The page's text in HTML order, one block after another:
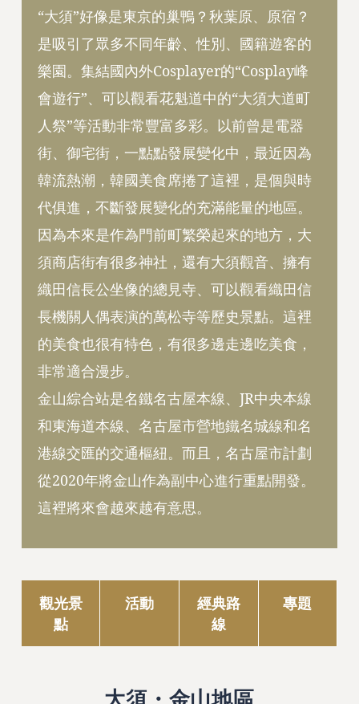
“大須”好像是東京的巢鴨？秋葉原、原宿？
是吸引了眾多不同年齡、性別、國籍遊客的
樂園。集結國內外Cosplayer的“Cosplay峰
會遊行”、可以觀看花魁道中的“大須大道町
人祭”等活動非常豐富多彩。以前曾是電器
街、御宅街，一點點發展變化中，最近因為
韓流熱潮，韓國美食席捲了這裡，是個與時
代俱進，不斷發展變化的充滿能量的地區。
因為本來是作為門前町繁榮起來的地方，大
須商店街有很多神社，還有大須觀音、擁有
織田信長公坐像的總見寺、可以觀看織田信
長機關人偶表演的萬松寺等歷史景點。這裡
的美食也很有特色，有很多邊走邊吃美食，
非常適合漫步。
金山綜合站是名鐵名古屋本線、JR中央本線
和東海道本線、名古屋市營地鐵名城線和名
港線交匯的交通樞紐。而且，名古屋市計劃
從2020年將金山作為副中心進行重點開發。
這裡將來會越來越有意思。
觀光景
點
活動
經典路
線
專題
大須・金山地區